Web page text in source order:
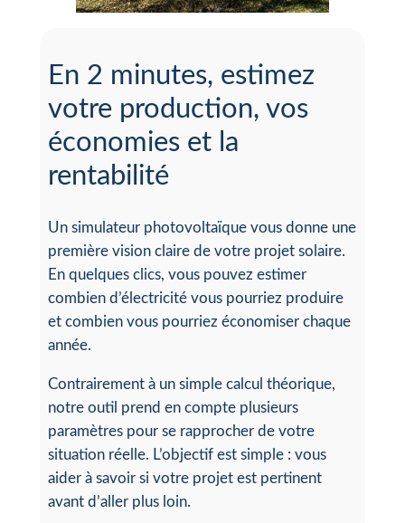
En 2 minutes, estimez
votre production, vos
économies et la
rentabilité
Un simulateur photovoltaïque vous donne une
première vision claire de votre projet solaire.
En quelques clics, vous pouvez estimer
combien d’électricité vous pourriez produire
et combien vous pourriez économiser chaque
année.
Contrairement à un simple calcul théorique,
notre outil prend en compte plusieurs
paramètres pour se rapprocher de votre
situation réelle. L’objectif est simple : vous
aider à savoir si votre projet est pertinent
avant d’aller plus loin.